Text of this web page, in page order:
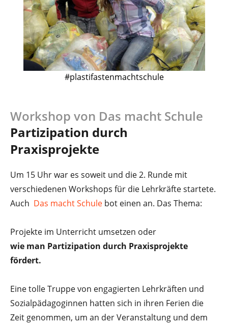
#plastifastenmachtschule
Workshop von Das macht Schule
Partizipation durch
Praxisprojekte
Um 15 Uhr war es soweit und die 2. Runde mit
verschiedenen Workshops für die Lehrkräfte startete.
Auch Das macht Schule bot einen an. Das Thema:
Projekte im Unterricht umsetzen oder
wie man Partizipation durch Praxisprojekte
fördert.
Eine tolle Truppe von engagierten Lehrkräften und
Sozialpädagoginnen hatten sich in ihren Ferien die
Zeit genommen, um an der Veranstaltung und dem